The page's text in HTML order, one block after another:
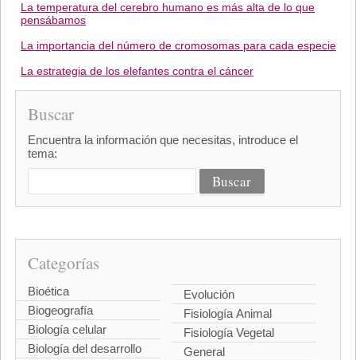
La temperatura del cerebro humano es más alta de lo que
pensábamos
La importancia del número de cromosomas para cada especie
La estrategia de los elefantes contra el cáncer
Buscar
Encuentra la información que necesitas, introduce el
tema:
Categorías
Bioética
Biogeografía
Biología celular
Biología del desarrollo
Evolución
Fisiología Animal
Fisiología Vegetal
General